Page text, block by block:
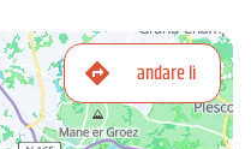
andare lì